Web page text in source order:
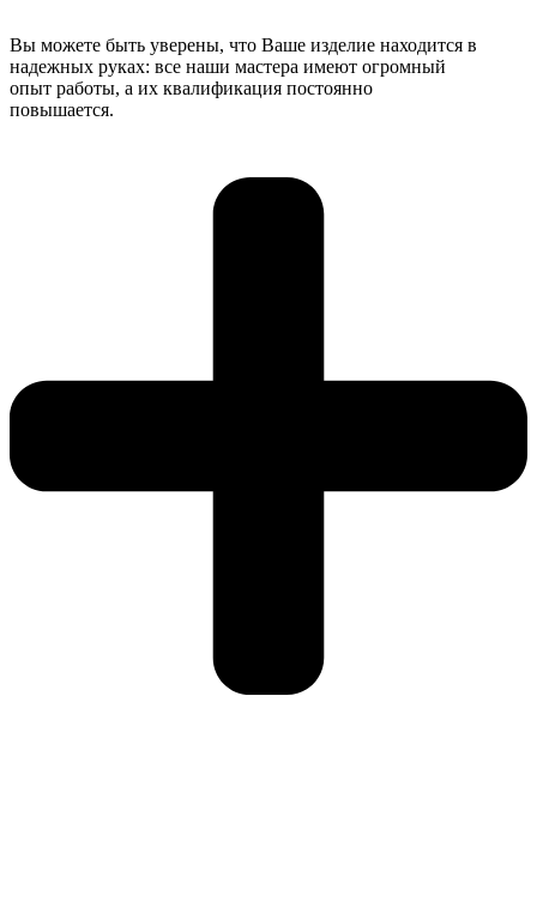
Вы можете быть уверены, что Ваше изделие находится в
надежных руках: все наши мастера имеют огромный
опыт работы, а их квалификация постоянно
повышается.